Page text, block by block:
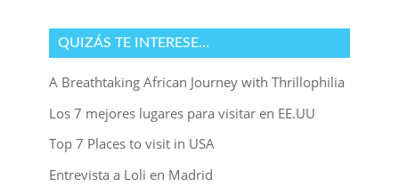
QUIZÁS TE INTERESE…
A Breathtaking African Journey with Thrillophilia
Los 7 mejores lugares para visitar en EE.UU
Top 7 Places to visit in USA
Entrevista a Loli en Madrid